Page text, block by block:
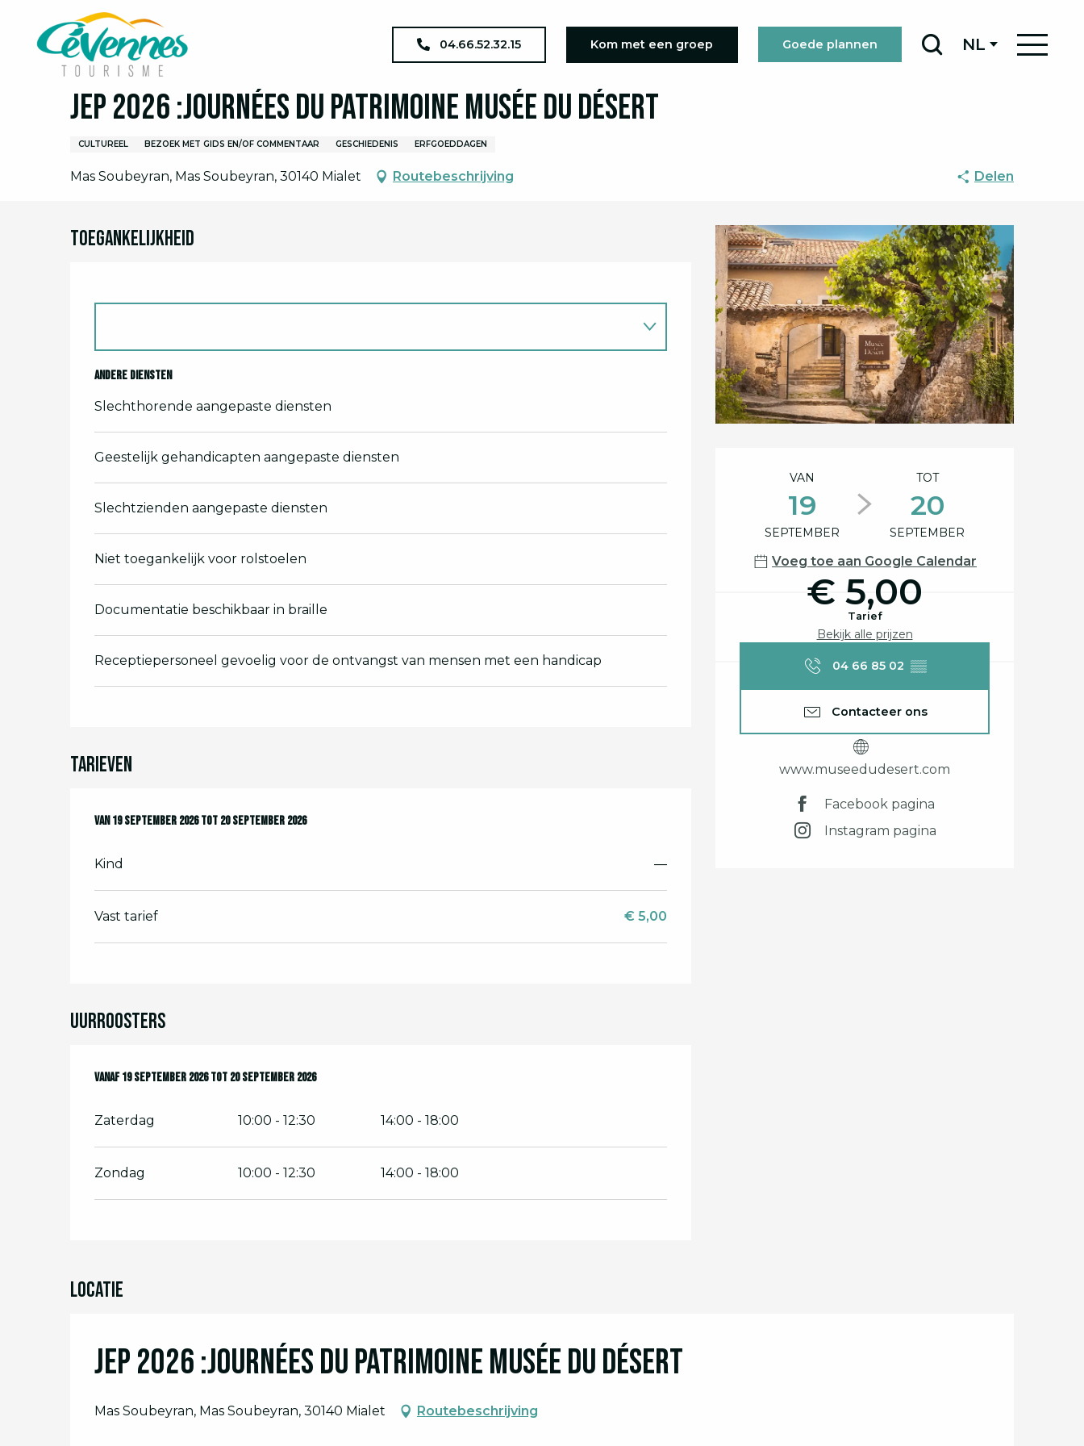
contenu
04.66.52.32.15 Kom met een groep Goede plannen NL
Home Ik ben ter plaatse
19 september > 20 september
JEP 2026 :Journées du Patrimoine Musée du Désert
CULTUREEL BEZOEK MET GIDS EN/OF COMMENTAAR GESCHIEDENIS ERFGOEDDAGEN
Mas Soubeyran, Mas Soubeyran, 30140 Mialet Routebeschrijving Delen
Openingstijden en
VAN
19
SEPTEMBER
TOT
20
SEPTEMBER
Voeg toe aan Google Calendar
€ 5,00
Tarief
Bekijk alle prijzen
04 66 85 02 ▒▒
Contacteer ons
www.museedudesert.com
Facebook pagina
Instagram pagina
Toegankelijkheid
Andere diensten
Slechthorende aangepaste diensten
Geestelijk gehandicapten aangepaste diensten
Slechtzienden aangepaste diensten
Niet toegankelijk voor rolstoelen
Documentatie beschikbaar in braille
Receptiepersoneel gevoelig voor de ontvangst van mensen met een handicap
Tarieven
Van19 september 2026tot 20 september 2026
Van19 september 2026tot 20 september 2026
Kind —
Vast tarief € 5,00
Uurroosters
Vanaf19 september 2026tot 20 september 2026
Vanaf19 september 2026tot 20 september 2026
Zaterdag 10:00 - 12:30 14:00 - 18:00
Zondag 10:00 - 12:30 14:00 - 18:00
Locatie
JEP 2026 :Journées du Patrimoine Musée du Désert
Mas Soubeyran, Mas Soubeyran, 30140 Mialet Routebeschrijving